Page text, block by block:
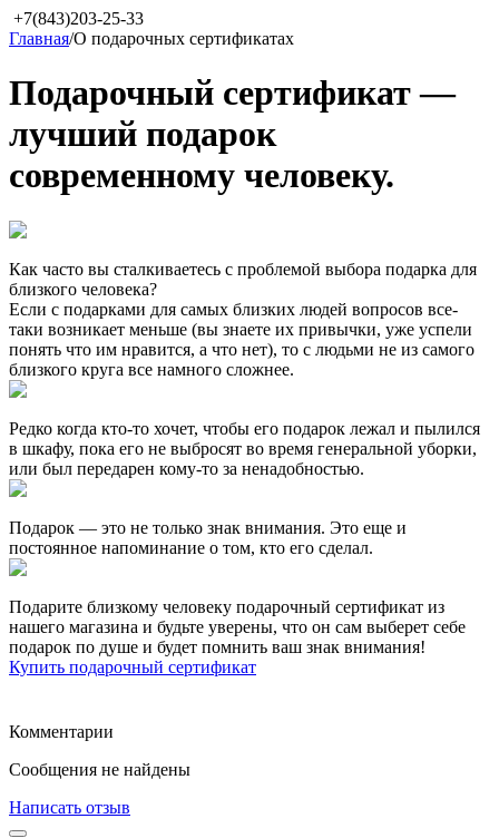
+7(843)203-25-33
Главная/О подарочных сертификатах
Подарочный сертификат —
лучший подарок
современному человеку.
Как часто вы сталкиваетесь с проблемой выбора подарка для
близкого человека?
Если с подарками для самых близких людей вопросов все-
таки возникает меньше (вы знаете их привычки, уже успели
понять что им нравится, а что нет), то с людьми не из самого
близкого круга все намного сложнее.
Редко когда кто-то хочет, чтобы его подарок лежал и пылился
в шкафу, пока его не выбросят во время генеральной уборки,
или был передарен кому-то за ненадобностью.
Подарок — это не только знак внимания. Это еще и
постоянное напоминание о том, кто его сделал.
Подарите близкому человеку подарочный сертификат из
нашего магазина и будьте уверены, что он сам выберет себе
подарок по душе и будет помнить ваш знак внимания!
Купить подарочный сертификат
Комментарии
Сообщения не найдены
Написать отзыв